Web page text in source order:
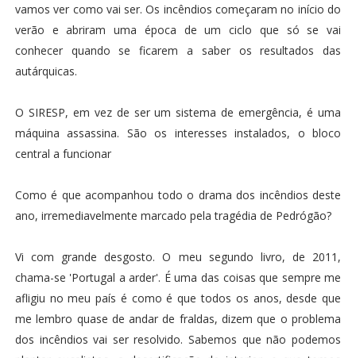
vamos ver como vai ser. Os incêndios começaram no início do
verão e abriram uma época de um ciclo que só se vai
conhecer quando se ficarem a saber os resultados das
autárquicas.
O SIRESP, em vez de ser um sistema de emergência, é uma
máquina assassina. São os interesses instalados, o bloco
central a funcionar
Como é que acompanhou todo o drama dos incêndios deste
ano, irremediavelmente marcado pela tragédia de Pedrógão?
Vi com grande desgosto. O meu segundo livro, de 2011,
chama-se 'Portugal a arder'. É uma das coisas que sempre me
afligiu no meu país é como é que todos os anos, desde que
me lembro quase de andar de fraldas, dizem que o problema
dos incêndios vai ser resolvido. Sabemos que não podemos